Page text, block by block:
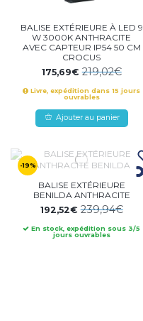
BALISE EXTÉRIEURE À LED 9
W 3000K ANTHRACITE
AVEC CAPTEUR IP54 50 CM
CROCUS
175,69€219,02€
Livre, expédition dans 15 jours
ouvrables
Ajouter au panier
-19%
BALISE EXTÉRIEURE
BENILDA ANTHRACITE
192,52€239,94€
En stock, expédition sous 3/5
jours ouvrables